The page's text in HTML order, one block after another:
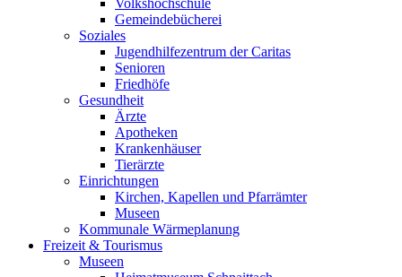
Volkshochschule
Gemeindebücherei
Soziales
Jugendhilfezentrum der Caritas
Senioren
Friedhöfe
Gesundheit
Ärzte
Apotheken
Krankenhäuser
Tierärzte
Einrichtungen
Kirchen, Kapellen und Pfarrämter
Museen
Kommunale Wärmeplanung
Freizeit & Tourismus
Museen